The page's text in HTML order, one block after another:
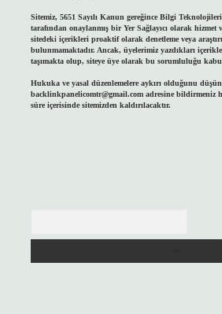
Sitemiz, 5651 Sayılı Kanun gereğince Bilgi
tarafından onaylanmış bir Yer Sağlayıcı olarak hizmet
sitedeki içerikleri proaktif olarak denetleme veya
bulunmamaktadır. Ancak, üyelerimiz yazdıkları
taşımakta olup, siteye üye olarak bu sorumluluğu
Hukuka ve yasal düzenlemelere aykırı olduğunu
backlinkpanelicomtr@gmail.comadresine bildirmeniz
süre içerisinde sitemizden kaldırılacaktır.